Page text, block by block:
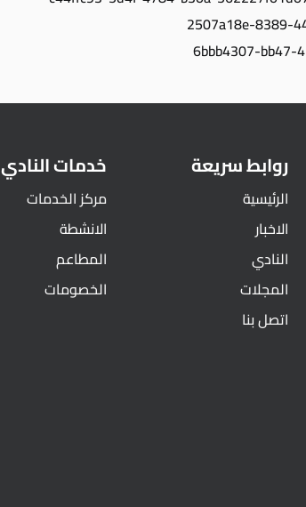
روابط سريعة
الرئيسية
الاخبار
النادي
المجلات
اتصل بنا
خدمات النادي
مركز الخدمات
الانشطة
المطاعم
الخصومات